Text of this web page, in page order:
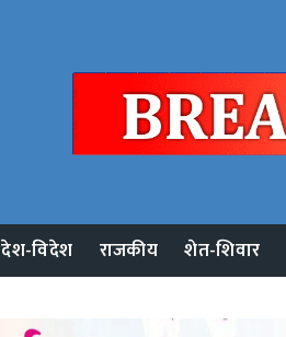
देश-विदेश राजकीय शेत-शिवार